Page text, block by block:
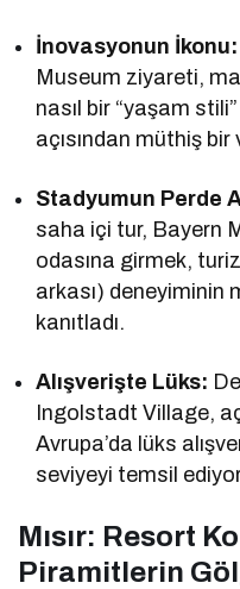
İnovasyonun İkonu:
Museum ziyareti,
nasıl bir “yaşam
açısından müthiş
Stadyumun Perde
saha içi tur, Bayern
odasına girmek,
arkası) deneyiminin
kanıtladı.
Alışverişte Lüks:
Ingolstadt Village,
Avrupa’da lüks
seviyeyi temsil
Mısır: Resort
Piramitlerin